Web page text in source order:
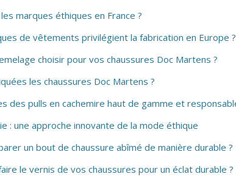
marques éthiques en France ?
de vêtements privilégient la fabrication en Europe ?
choisir pour vos chaussures Doc Martens ?
les chaussures Doc Martens ?
des pulls en cachemire haut de gamme et
: une approche innovante de la mode éthique
un bout de chaussure abîmé de manière durable ?
le vernis de vos chaussures pour un éclat durable ?